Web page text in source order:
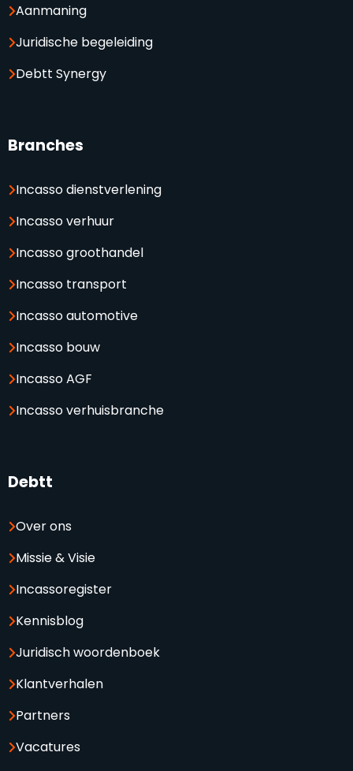
Aanmaning
Juridische begeleiding
Debtt Synergy
Branches
Incasso dienstverlening
Incasso verhuur
Incasso groothandel
Incasso transport
Incasso automotive
Incasso bouw
Incasso AGF
Incasso verhuisbranche
Debtt
Over ons
Missie & Visie
Incassoregister
Kennisblog
Juridisch woordenboek
Klantverhalen
Partners
Vacatures